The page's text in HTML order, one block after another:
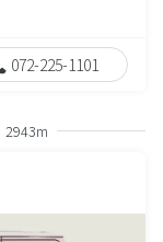
072-225-1101
2943m